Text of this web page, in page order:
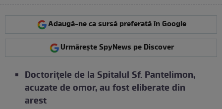
Adaugă-ne ca sursă preferată în Google
Urmărește SpyNews pe Discover
Doctorițele de la Spitalul Sf. Pantelimon,
acuzate de omor, au fost eliberate din
arest